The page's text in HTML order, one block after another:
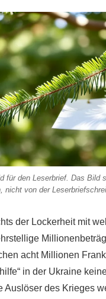
für den Leserbrief. Das Bild
nicht von der
der Lockerheit mit
acht Millionen
in der Ukraine
Auslöser des Krieges